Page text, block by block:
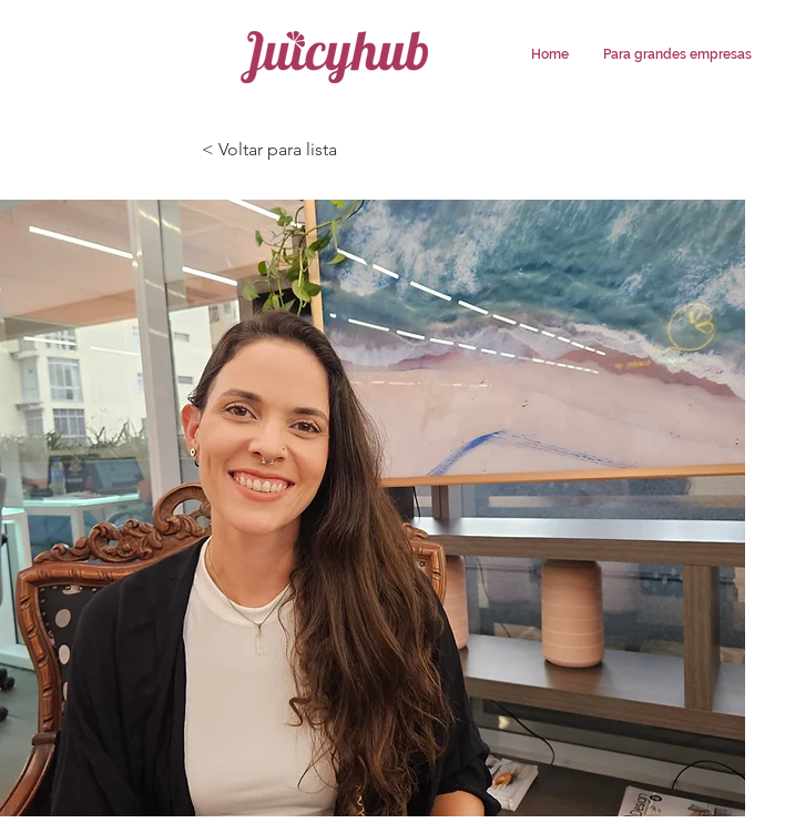
Home Para grandes empresas
< Voltar para lista